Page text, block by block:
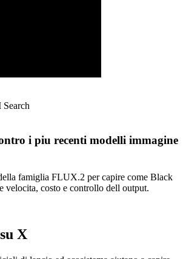
Search
i piu recenti modelli immagine
famiglia FLUX.2 per capire come Black
velocita, costo e controllo dell output.
X